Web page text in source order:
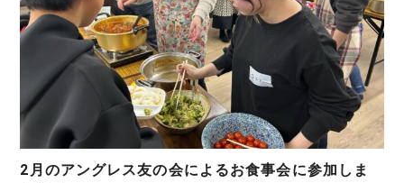
2月のアングレス友の会によるお食事会に参加しま